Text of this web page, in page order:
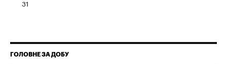
31
ГОЛОВНЕ ЗА ДОБУ